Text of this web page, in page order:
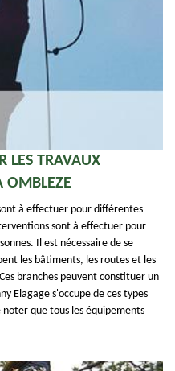
LES TRAVAUX
OMBLEZE
à effectuer pour différentes
sont à effectuer pour
Il est nécessaire de se
les bâtiments, les routes et les
branches peuvent constituer un
Elagage s'occupe de ces types
que tous les équipements